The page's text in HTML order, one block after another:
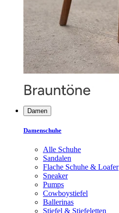
Damen
Damenschuhe
Alle Schuhe
Sandalen
Flache Schuhe & Loafer
Sneaker
Pumps
Cowboystiefel
Ballerinas
Stiefel & Stiefeletten